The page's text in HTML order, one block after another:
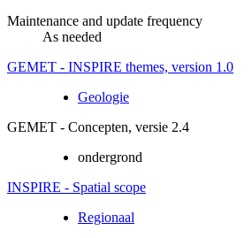
Maintenance and update frequency
As needed
GEMET - INSPIRE themes, version 1.0
Geologie
GEMET - Concepten, versie 2.4
ondergrond
INSPIRE - Spatial scope
Regionaal